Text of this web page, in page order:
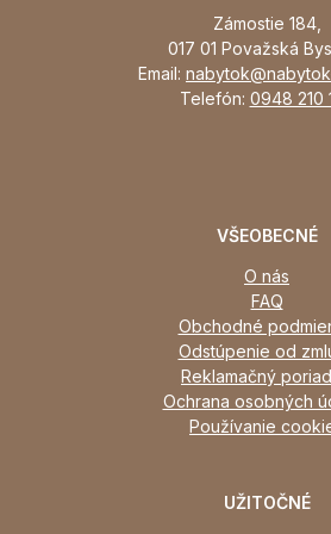
Zámostie 184,
017 01 Považská
Email:
Telefón: 0948 210
VŠEOBECNÉ
O nás
FAQ
Obchodné
Odstúpenie od
Reklamačný
Ochrana osobných
Používanie
UŽITOČNÉ